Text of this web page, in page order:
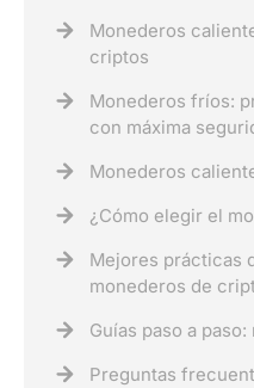
Monederos
criptos
Monederos fríos:
con máxima
Monederos
¿Cómo elegir el
Mejores prácticas
monederos de
Guías paso a paso:
Preguntas